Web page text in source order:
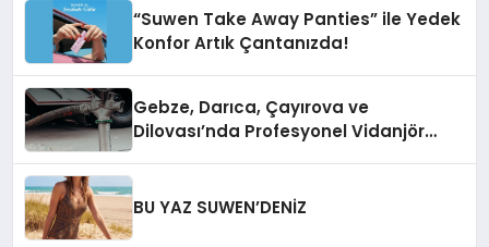
“Suwen Take Away Panties” ile Yedek
Konfor Artık Çantanızda!
Gebze, Darıca, Çayırova ve
Dilovası’nda Profesyonel Vidanjör
BU YAZ SUWEN’DENİZ